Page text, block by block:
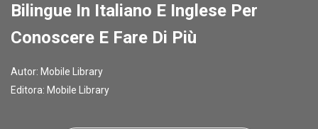
Bilingue In Italiano E Inglese Per
Conoscere E Fare Di Più
Autor: Mobile Library
Editora: Mobile Library